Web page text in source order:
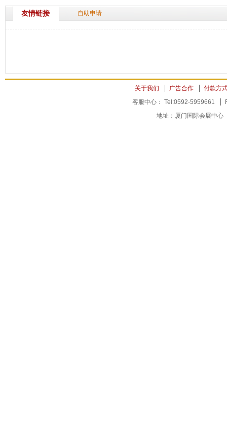
友情链接 自助申请
关于我们 广告合作
付款方
客服中心： Tel:0592-5959661
地址：厦门国际会展中心